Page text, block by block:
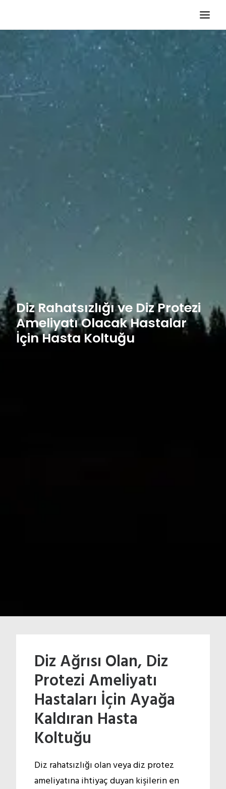
BÜROSIT KOLTUK
ÇELIK KASA
Diz Rahatsızlığı ve Diz Protezi
Ameliyatı Olacak Hastalar
İçin Hasta Koltuğu
Diz Ağrısı Olan, Diz
Protezi Ameliyatı
Hastaları İçin Ayağa
Kaldıran Hasta
Koltuğu
Diz rahatsızlığı olan veya diz protez
ameliyatına ihtiyaç duyan kişilerin en